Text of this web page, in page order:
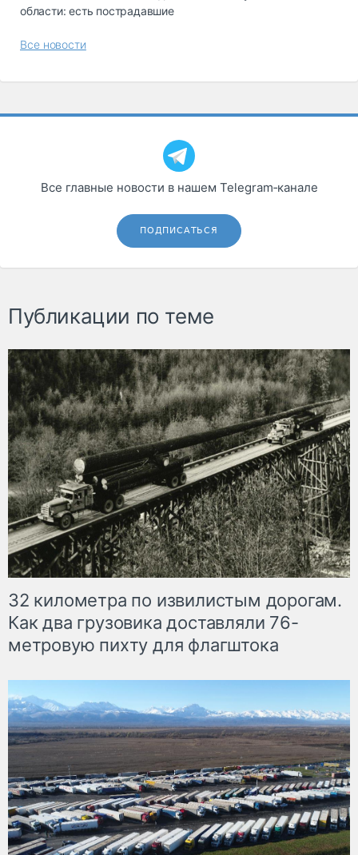
области: есть пострадавшие
Все новости
Все главные новости в нашем Telegram‑канале
ПОДПИСАТЬСЯ
Публикации по теме
32 километра по извилистым дорогам.
Как два грузовика доставляли 76-
метровую пихту для флагштока